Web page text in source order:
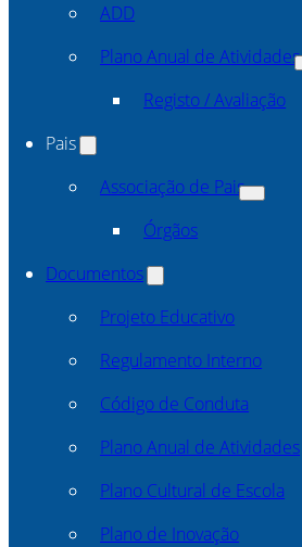
ADD
Plano Anual de Atividades
Registo / Avaliação
Pais
Associação de Pais
Órgãos
Documentos
Projeto Educativo
Regulamento Interno
Código de Conduta
Plano Anual de Atividades
Plano Cultural de Escola
Plano de Inovação